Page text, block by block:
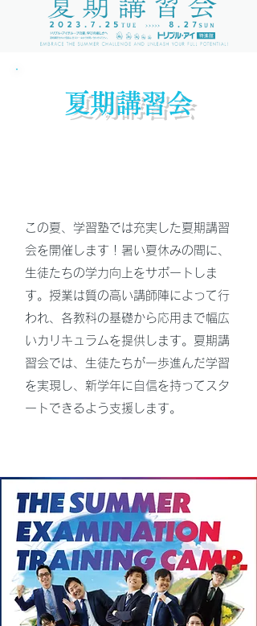
​夏期講習会
この夏、学習塾では充実した夏期講習
会を開催します！暑い夏休みの間に、
生徒たちの学力向上をサポートしま
す。授業は質の高い講師陣によって行
われ、各教科の基礎から応用まで幅広
いカリキュラムを提供します。夏期講
習会では、生徒たちが一歩進んだ学習
を実現し、新学年に自信を持ってスタ
ートできるよう支援します。